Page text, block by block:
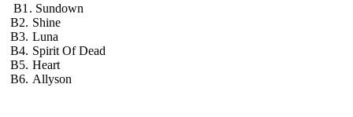
B1. Sundown
B2. Shine
B3. Luna
B4. Spirit Of Dead
B5. Heart
B6. Allyson